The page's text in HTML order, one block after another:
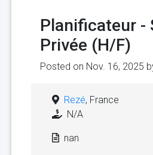
Planificateur -
Privée (H/F)
Posted on Nov. 16, 2025
Rezé, France
N/A
nan